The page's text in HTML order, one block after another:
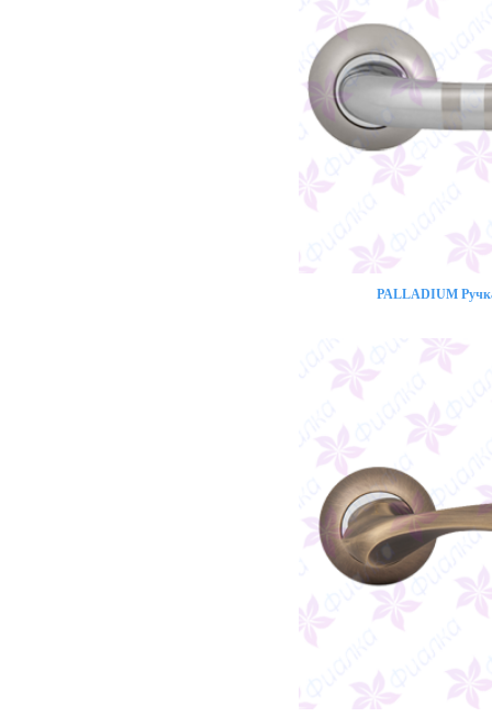
PALLADIUM